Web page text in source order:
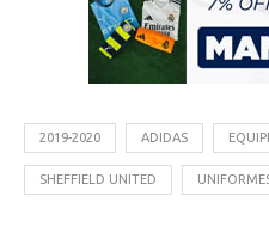
2019-2020 ADIDAS
SHEFFIELD UNITED